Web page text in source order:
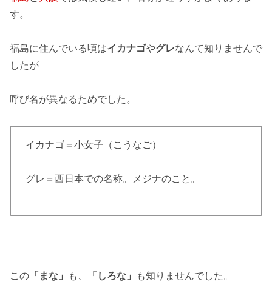
す。
福島に住んでいる頃はイカナゴやグレなんて知りませんで
したが
呼び名が異なるためでした。
イカナゴ＝小女子（こうなご）
グレ＝西日本での名称。メジナのこと。
この 「まな」 も、 「しろな」 も知りませんでした。